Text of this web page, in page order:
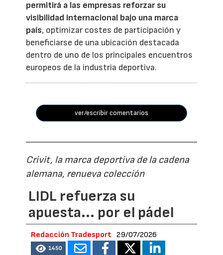
permitirá a las empresas reforzar su
visibilidad internacional bajo una marca
país, optimizar costes de participación y
beneficiarse de una ubicación destacada
dentro de uno de los principales encuentros
europeos de la industria deportiva.
ver/escribir comentarios
Crivit, la marca deportiva de la cadena
alemana, renueva colección
LIDL refuerza su
apuesta... por el pádel
Redacción Tradesport 29/07/2026
1450